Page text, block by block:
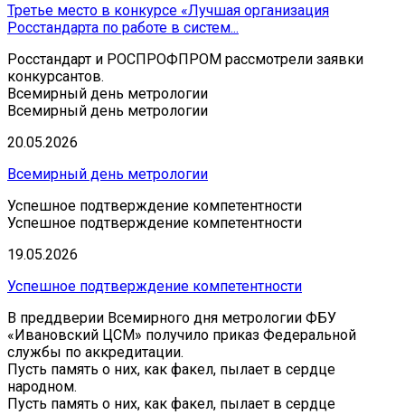
Третье место в конкурсе «Лучшая организация
Росстандарта по работе в систем...
Росстандарт и РОСПРОФПРОМ рассмотрели заявки
конкурсантов.
Всемирный день метрологии
Всемирный день метрологии
20.05.2026
Всемирный день метрологии
Успешное подтверждение компетентности
Успешное подтверждение компетентности
19.05.2026
Успешное подтверждение компетентности
В преддверии Всемирного дня метрологии ФБУ
«Ивановский ЦСМ» получило приказ Федеральной
службы по аккредитации.
Пусть память о них, как факел, пылает в сердце
народном.
Пусть память о них, как факел, пылает в сердце